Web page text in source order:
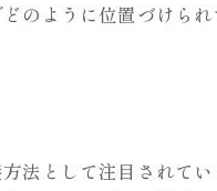
選択肢
した供養の選び方
のように位置づけら
法として注目されて